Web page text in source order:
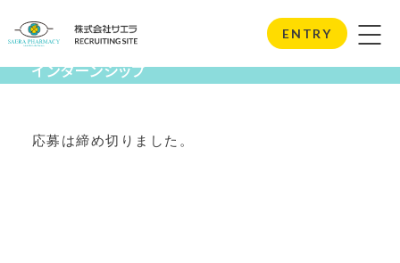
ENTRY
Internship
インターンシップ
応募は締め切りました。